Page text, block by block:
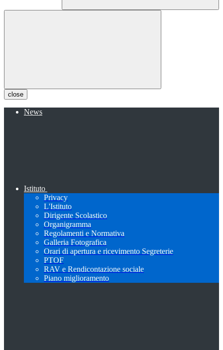
close
News
Istituto
Privacy
L'Istituto
Dirigente Scolastico
Organigramma
Regolamenti e Normativa
Galleria Fotografica
Orari di apertura e ricevimento Segreterie
PTOF
RAV e Rendicontazione sociale
Piano miglioramento